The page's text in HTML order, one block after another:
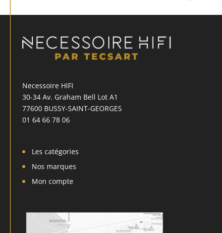
Necessoire HIFI
30-34 Av. Graham Bell Lot A1
77600 BUSSY-SAINT-GEORGES
01 64 66 78 06
Les catégories
Nos marques
Mon compte